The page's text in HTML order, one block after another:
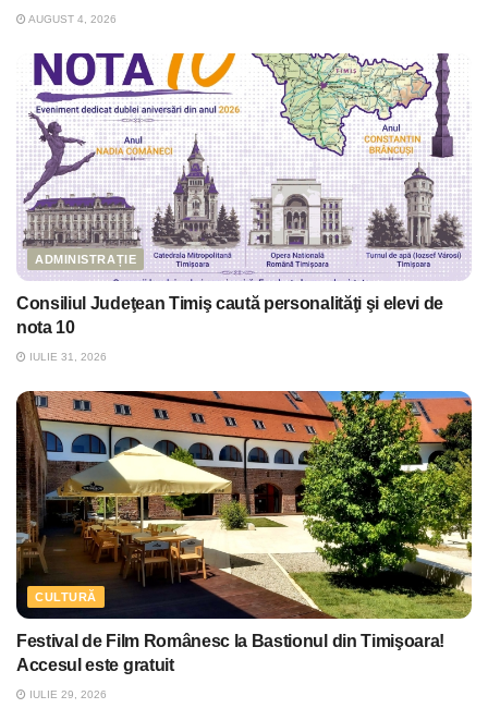
AUGUST 4, 2026
ADMINISTRAȚIE
Consiliul Judeţean Timiş caută personalităţi şi elevi de
nota 10
IULIE 31, 2026
CULTURĂ
Festival de Film Românesc la Bastionul din Timişoara!
Accesul este gratuit
IULIE 29, 2026